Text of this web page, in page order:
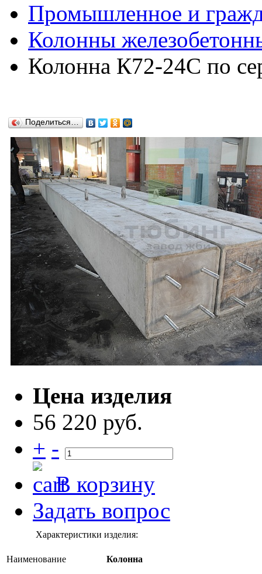
Промышленное и
Колонны
Колонна К72-24C по
Поделиться…
Цена изделия
56 220 руб.
+ -
В корзину
Задать вопрос
Характеристики изделия:
Наименование Колонна